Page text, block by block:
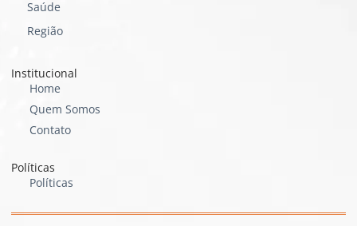
Saúde
Região
Institucional
Home
Quem Somos
Contato
Políticas
Políticas